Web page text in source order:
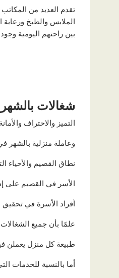
تقدم العديد من
الملابس والطبخ ورعاية
بين راحتهم اليومية
شغالات بالشهر 1500 القصيم ضرية
التميز والاحتراف
وعاملة منزلية بالشهر
نطاق القصيم والأحياء
الأسر في القصيم على
أفراد الأسرة في تحقيق
علمًا بأن جميع
طبيعة كل منزل يعملن
أما بالنسبة للخدمات